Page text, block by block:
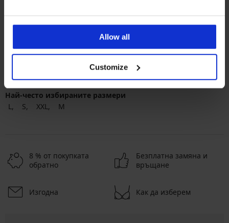
Allow all
Customize
Най-популярните марки
Obsessive Passion
бяло розово
Най-често избираните размери
L
S XXL M
8 % от покупката
обратно
Безплатна замяна и
връщане
Изгодна Как да изберем